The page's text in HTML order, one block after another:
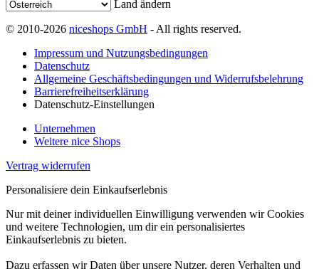
Land ändern
© 2010-2026 niceshops GmbH - All rights reserved.
Impressum und Nutzungsbedingungen
Datenschutz
Allgemeine Geschäftsbedingungen und Widerrufsbelehrung
Barrierefreiheitserklärung
Datenschutz-Einstellungen
Unternehmen
Weitere nice Shops
Vertrag widerrufen
Personalisiere dein Einkaufserlebnis
Nur mit deiner individuellen Einwilligung verwenden wir Cookies
und weitere Technologien, um dir ein personalisiertes
Einkaufserlebnis zu bieten.
Dazu erfassen wir Daten über unsere Nutzer, deren Verhalten und